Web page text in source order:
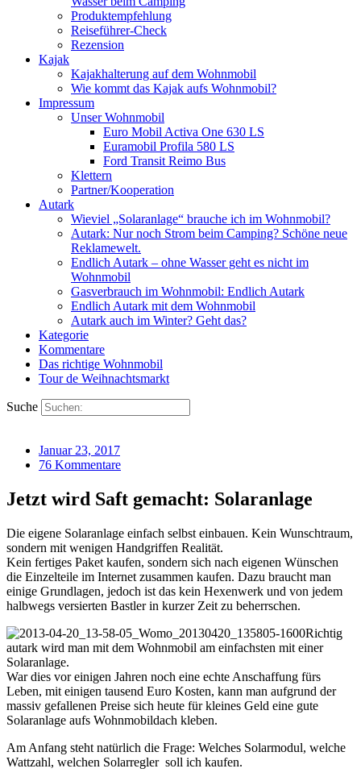
Produktempfehlung
Reiseführer-Check
Rezension
Kajak
Kajakhalterung auf dem Wohnmobil
Wie kommt das Kajak aufs Wohnmobil?
Impressum
Unser Wohnmobil
Euro Mobil Activa One 630 LS
Euramobil Profila 580 LS
Ford Transit Reimo Bus
Klettern
Partner/Kooperation
Autark
Wieviel „Solaranlage“ brauche ich im Wohnmobil?
Autark: Nur noch Strom beim Camping? Schöne neue
Reklamewelt.
Endlich Autark – ohne Wasser geht es nicht im
Wohnmobil
Gasverbrauch im Wohnmobil: Endlich Autark
Endlich Autark mit dem Wohnmobil
Autark auch im Winter? Geht das?
Kategorie
Kommentare
Das richtige Wohnmobil
Tour de Weihnachtsmarkt
Suche
Januar 23, 2017
76 Kommentare
Jetzt wird Saft gemacht: Solaranlage
Die eigene Solaranlage einfach selbst einbauen. Kein Wunschtraum,
sondern mit wenigen Handgriffen Realität.
Kein fertiges Paket kaufen, sondern sich nach eigenen Wünschen
die Einzelteile im Internet zusammen kaufen. Dazu braucht man
einige Grundlagen, jedoch ist das kein Hexenwerk und von jedem
halbwegs versierten Bastler in kurzer Zeit zu beherrschen.
Richtig
autark wird man mit dem Wohnmobil am einfachsten mit einer
Solaranlage.
War dies vor einigen Jahren noch eine echte Anschaffung fürs
Leben, mit einigen tausend Euro Kosten, kann man aufgrund der
massiv gefallenen Preise sich heute für kleines Geld eine gute
Solaranlage aufs Wohnmobildach kleben.
Am Anfang steht natürlich die Frage: Welches Solarmodul, welche
Wattzahl, welchen Solarregler soll ich kaufen.